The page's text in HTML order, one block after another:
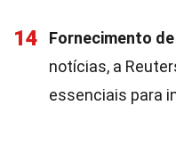
14 Fornecimento
notícias, a
essenciais para